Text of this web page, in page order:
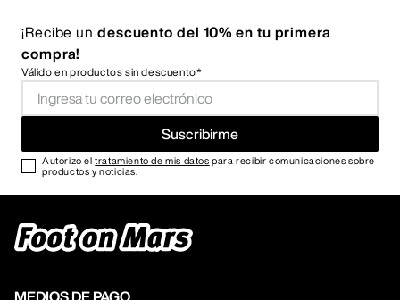
¡Recibe un descuento del 10% en tu primera
compra!
Válido en productos sin descuento*
Suscribirme
Autorizo eltratamiento de mis datos para recibir comunicaciones sobre
productos y noticias.
MEDIOS DE PAGO